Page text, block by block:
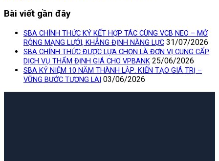
Bài viết gần đây
SBA CHÍNH THỨC KÝ KẾT HỢP TÁC CÙNG VCB NEO – MỞ
RỘNG MẠNG LƯỚI, KHẲNG ĐỊNH NĂNG LỰC 31/07/2026
SBA CHÍNH THỨC ĐƯỢC LỰA CHỌN LÀ ĐƠN VỊ CUNG CẤP
DỊCH VỤ THẨM ĐỊNH GIÁ CHO VPBANK 25/06/2026
SBA KỶ NIỆM 10 NĂM THÀNH LẬP: KIẾN TẠO GIÁ TRỊ –
VỮNG BƯỚC TƯƠNG LAI 03/06/2026